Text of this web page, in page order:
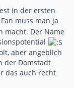
in der ersten
muss man ja
macht. Der Name
aber angeblich
der Domstadt
das auch recht